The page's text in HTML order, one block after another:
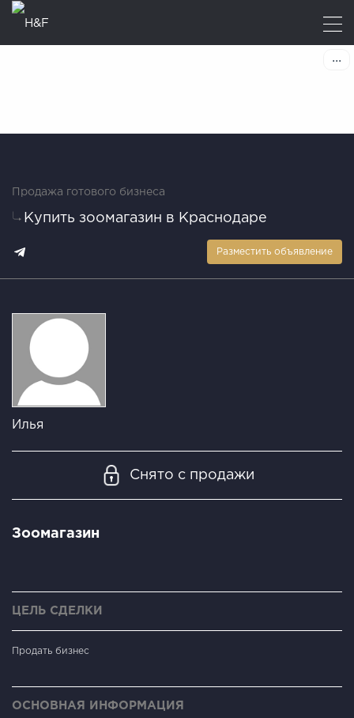
Продажа готового бизнеса
Купить зоомагазин в Краснодаре
Разместить объявление
Илья
Снято с продажи
Зоомагазин
ЦЕЛЬ СДЕЛКИ
Продать бизнес
ОСНОВНАЯ ИНФОРМАЦИЯ